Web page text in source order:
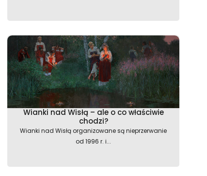
Wianki nad Wisłą – ale o co właściwie
chodzi?
Wianki nad Wisłą organizowane są nieprzerwanie
od 1996 r. i...